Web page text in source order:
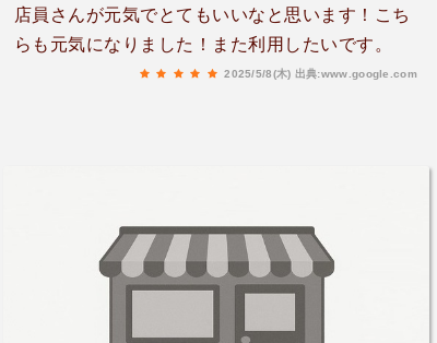
店員さんが元気でとてもいいなと思います！こち
らも元気になりました！また利用したいです。
2025/5/8(木) 出典:www.google.com